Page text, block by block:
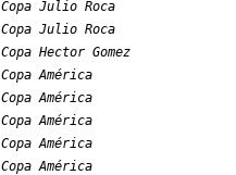
Copa Julio Roca
Copa Julio Roca
Copa Hector Gomez
Copa América
Copa América
Copa América
Copa América
Copa América